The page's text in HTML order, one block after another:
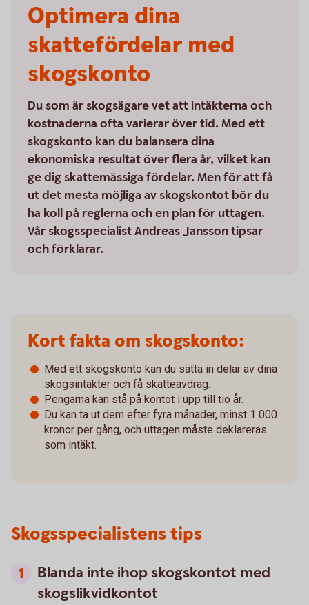
Optimera dina
skattefördelar med
skogskonto
Du som är skogsägare vet att intäkterna och
kostnaderna ofta varierar över tid. Med ett
skogskonto kan du balansera dina
ekonomiska resultat över flera år, vilket kan
ge dig skattemässiga fördelar. Men för att få
ut det mesta möjliga av skogskontot bör du
ha koll på reglerna och en plan för uttagen.
Vår skogsspecialist Andreas Jansson tipsar
och förklarar.
Kort fakta om skogskonto:
Med ett skogskonto kan du sätta in delar av dina
skogsintäkter och få skatteavdrag.
Pengarna kan stå på kontot i upp till tio år.
Du kan ta ut dem efter fyra månader, minst 1 000
kronor per gång, och uttagen måste deklareras
som intäkt.
Skogsspecialistens tips
Blanda inte ihop skogskontot med
skogslikvidkontot